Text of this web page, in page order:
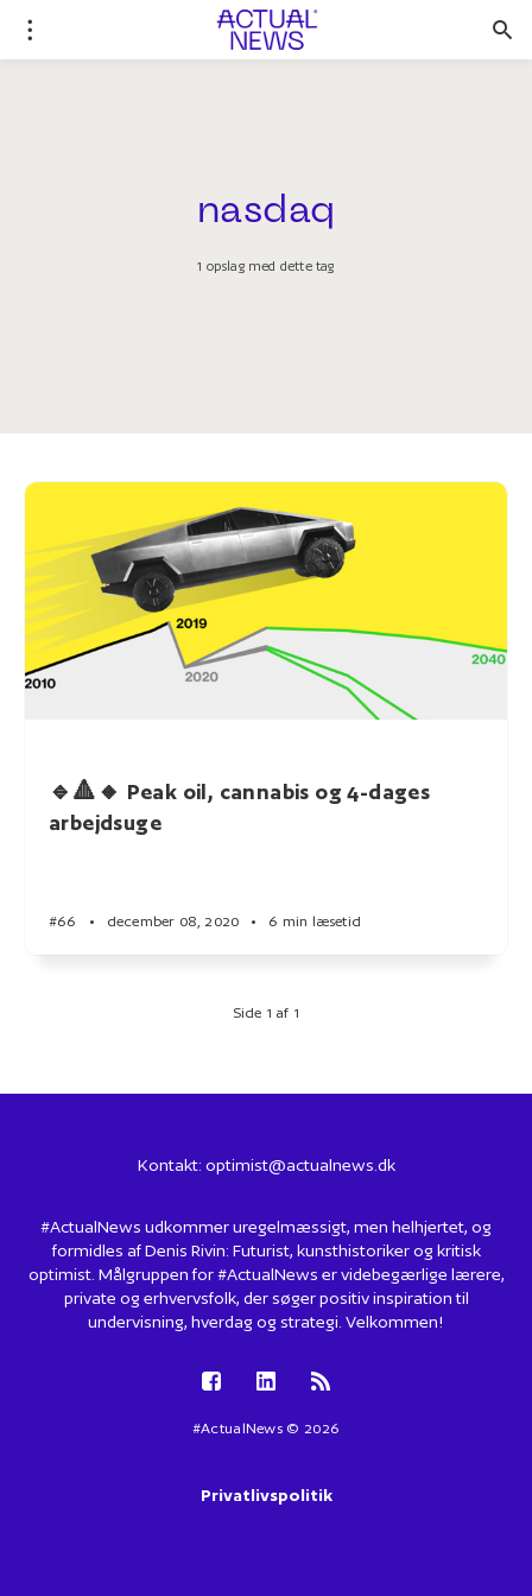
nasdaq
1 opslag med dette tag
🔹🔺🔸 Peak oil, cannabis og 4-dages
arbejdsuge
#66 • december 08, 2020 • 6 min læsetid
Side 1 af 1
Kontakt: optimist@actualnews.dk
#ActualNews udkommer uregelmæssigt, men helhjertet, og
formidles af Denis Rivin: Futurist, kunsthistoriker og kritisk
optimist. Målgruppen for #ActualNews er videbegærlige lærere,
private og erhvervsfolk, der søger positiv inspiration til
undervisning, hverdag og strategi. Velkommen!
#ActualNews © 2026
Privatlivspolitik